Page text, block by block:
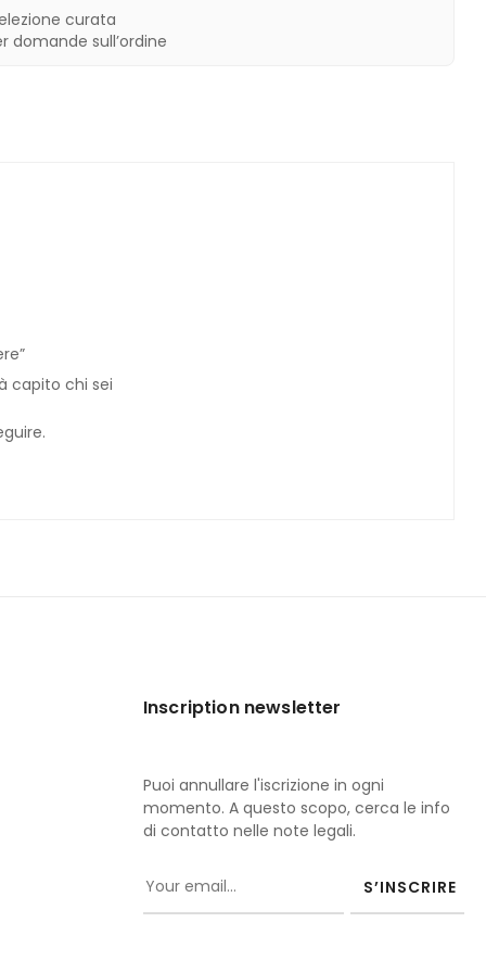
curata
domande sull’ordine
capito chi sei
Inscription newsletter
Puoi annullare l'iscrizione in ogni
momento. A questo scopo, cerca le info
di contatto nelle note legali.
S’INSCRIRE